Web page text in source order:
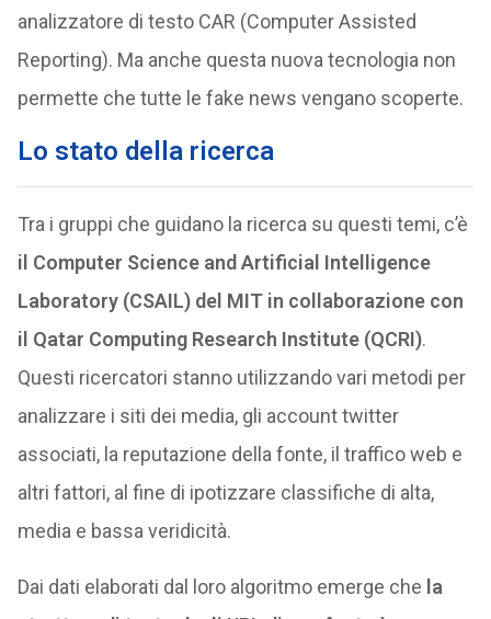
analizzatore di testo CAR (Computer Assisted
Reporting). Ma anche questa nuova tecnologia non
permette che tutte le fake news vengano scoperte.
Lo stato della ricerca
Tra i gruppi che guidano la ricerca su questi temi, c’è
il Computer Science and Artificial Intelligence
Laboratory (CSAIL) del MIT in collaborazione con
il Qatar Computing Research Institute (QCRI).
Questi ricercatori stanno utilizzando vari metodi per
analizzare i siti dei media, gli account twitter
associati, la reputazione della fonte, il traffico web e
altri fattori, al fine di ipotizzare classifiche di alta,
media e bassa veridicità.
Dai dati elaborati dal loro algoritmo emerge che la